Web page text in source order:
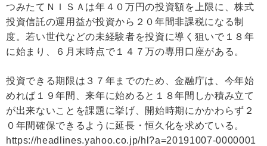
つみたてＮＩＳＡは年４０万円の投資額を上限に、株式
投資信託の運用益が投資から２０年間非課税になる制
度。若い世代などの未経験者を投資に導く狙いで１８年
に始まり、６月末時点で１４７万の専用口座がある。
投資できる期限は３７年までのため、金融庁は、今年始
めれば１９年間、来年に始めると１８年間しか積み立て
が出来ないことを課題に挙げ、開始時期にかかわらず２
０年間確保できるように延長・恒久化を求めている。
https://headlines.yahoo.co.jp/hl?a=20191007-0000001